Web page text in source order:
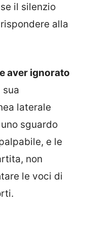
il silenzio
alla
aver ignorato
sua
laterale
sguardo
e le
non
le voci di